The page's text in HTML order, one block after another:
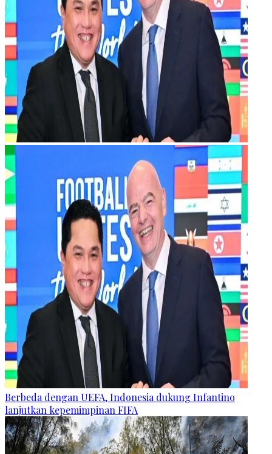
Berbeda dengan UEFA, Indonesia dukung Infantino
lanjutkan kepemimpinan FIFA